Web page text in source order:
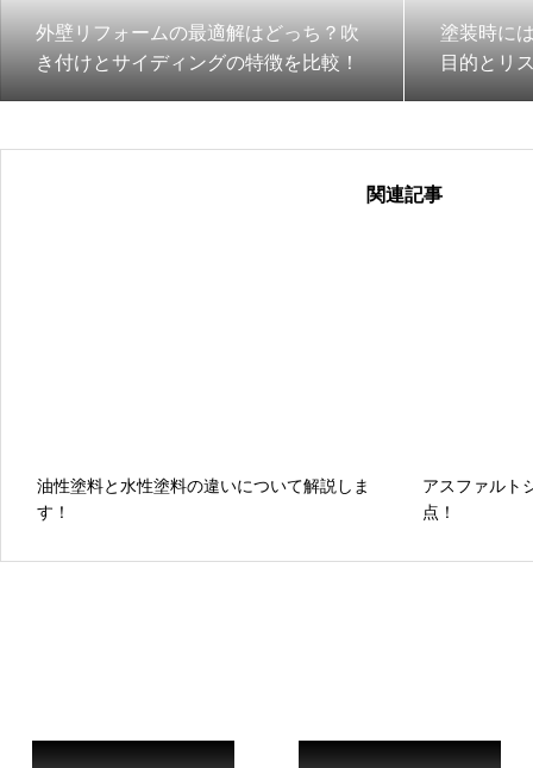
外壁リフォームの最適解はどっち？吹
き付けとサイディングの特徴を比較！
塗装時に
目的とリ
関連記事
油性塗料と水性塗料の違いについて解説しま
す！
アスファルト
点！